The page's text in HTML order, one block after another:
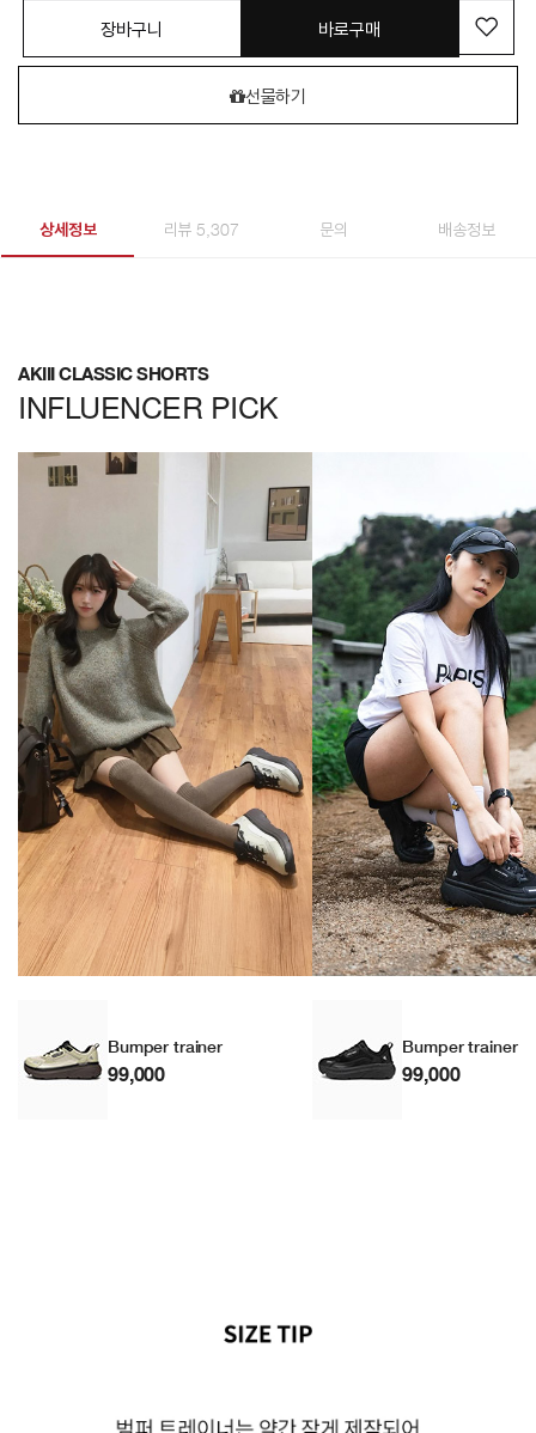
장바구니 바로구매
선물하기
상세정보 리뷰 5,307 문의 배송정보
AKIII CLASSIC SHORTS
INFLUENCER PICK
Bumper trainer
99,000
Bumper trainer
99,000